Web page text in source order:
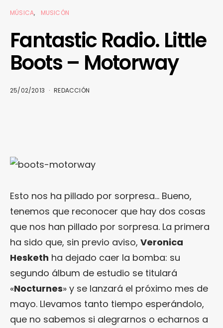
MÚSICA MUSICÓN
Fantastic Radio. Little
Boots – Motorway
25/02/2013 REDACCIÓN
Esto nos ha pillado por sorpresa… Bueno,
tenemos que reconocer que hay dos cosas
que nos han pillado por sorpresa. La primera
ha sido que, sin previo aviso, Veronica
Hesketh ha dejado caer la bomba: su
segundo álbum de estudio se titulará
«Nocturnes» y se lanzará el próximo mes de
mayo. Llevamos tanto tiempo esperándolo,
que no sabemos si alegrarnos o echarnos a